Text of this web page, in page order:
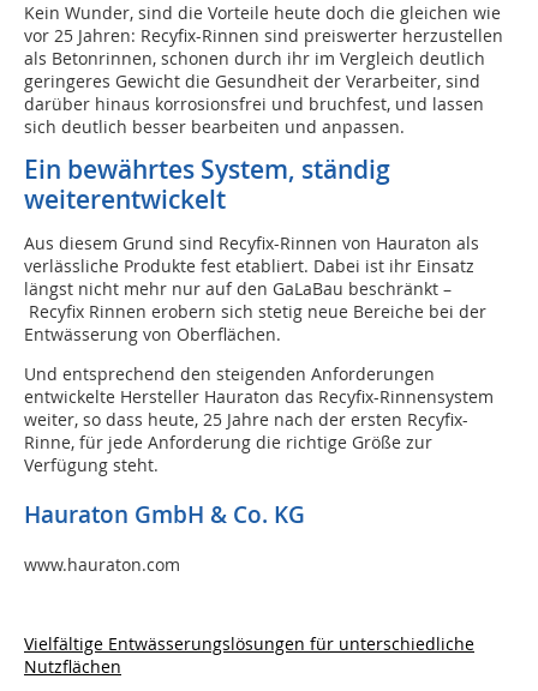
Kein Wunder, sind die Vorteile heute doch die gleichen wie
vor 25 Jahren: Recyfix-Rinnen sind preiswerter herzustellen
als Betonrinnen, schonen durch ihr im Vergleich deutlich
geringeres Gewicht die Gesundheit der Verarbeiter, sind
darüber hinaus korrosionsfrei und bruchfest, und lassen
sich deutlich besser bearbeiten und anpassen.
Ein bewährtes System, ständig
weiterentwickelt
Aus diesem Grund sind Recyfix-Rinnen von Hauraton als
verlässliche Produkte fest etabliert. Dabei ist ihr Einsatz
längst nicht mehr nur auf den GaLaBau beschränkt –
Recyfix Rinnen erobern sich stetig neue Bereiche bei der
Entwässerung von Oberflächen.
Und entsprechend den steigenden Anforderungen
entwickelte Hersteller Hauraton das Recyfix-Rinnensystem
weiter, so dass heute, 25 Jahre nach der ersten Recyfix-
Rinne, für jede Anforderung die richtige Größe zur
Verfügung steht.
Hauraton GmbH & Co. KG
www.hauraton.com
Vielfältige Entwässerungslösungen für unterschiedliche
Nutzflächen